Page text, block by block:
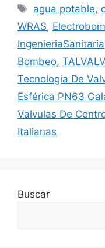
agua potable,
WRAS,
IngenieriaSanitaria
Bombeo, TALVALV
Tecnologia De
Esférica PN63
Valvulas De
Italianas
Buscar